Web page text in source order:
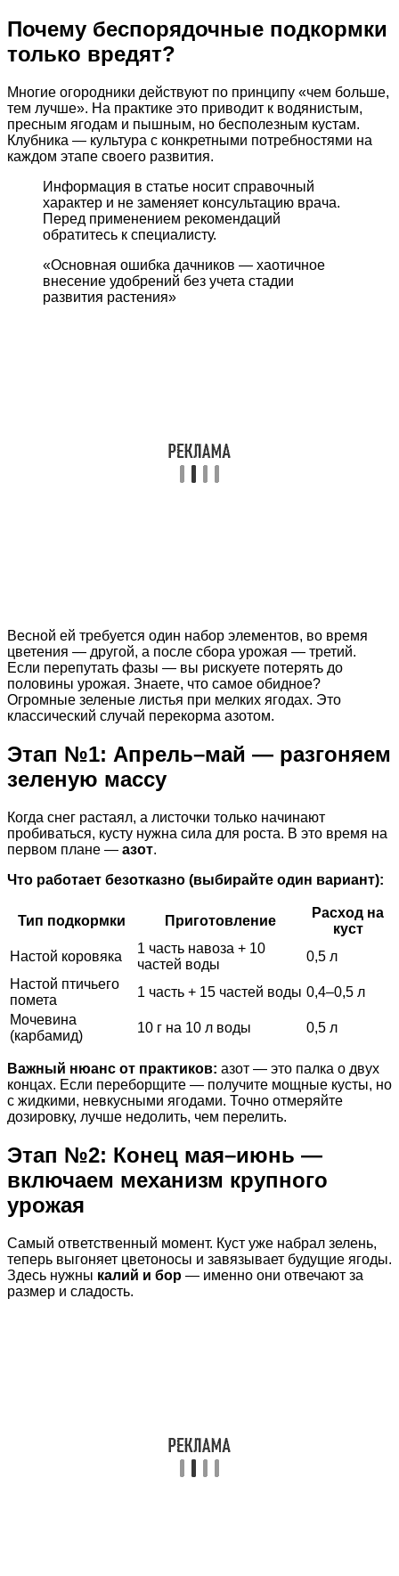
Почему беспорядочные подкормки
только вредят?
Многие огородники действуют по принципу «чем больше,
тем лучше». На практике это приводит к водянистым,
пресным ягодам и пышным, но бесполезным кустам.
Клубника — культура с конкретными потребностями на
каждом этапе своего развития.
Информация в статье носит справочный
характер и не заменяет консультацию врача.
Перед применением рекомендаций
обратитесь к специалисту.
«Основная ошибка дачников — хаотичное
внесение удобрений без учета стадии
развития растения»
Весной ей требуется один набор элементов, во время
цветения — другой, а после сбора урожая — третий.
Если перепутать фазы — вы рискуете потерять до
половины урожая. Знаете, что самое обидное?
Огромные зеленые листья при мелких ягодах. Это
классический случай перекорма азотом.
Этап №1: Апрель–май — разгоняем
зеленую массу
Когда снег растаял, а листочки только начинают
пробиваться, кусту нужна сила для роста. В это время на
первом плане — азот.
Что работает безотказно (выбирайте один вариант):
Тип подкормки Приготовление
Расход на
куст
Настой коровяка
1 часть навоза + 10
частей воды
0,5 л
Настой птичьего
помета
1 часть + 15 частей воды 0,4–0,5 л
Мочевина
(карбамид)
10 г на 10 л воды 0,5 л
Важный нюанс от практиков: азот — это палка о двух
концах. Если переборщите — получите мощные кусты, но
с жидкими, невкусными ягодами. Точно отмеряйте
дозировку, лучше недолить, чем перелить.
Этап №2: Конец мая–июнь —
включаем механизм крупного
урожая
Самый ответственный момент. Куст уже набрал зелень,
теперь выгоняет цветоносы и завязывает будущие ягоды.
Здесь нужны калий и бор — именно они отвечают за
размер и сладость.